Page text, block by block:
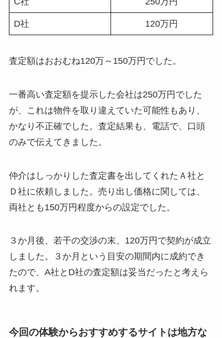
D社 120万円
査定額はおおむね120万～150万円でした。
一番高い査定額を提示した会社は250万円でした
が、これは物件を取り違えていた可能性もあり、
かなり不正確でした。査定結果も、電話で、口頭
のみで伝えてきました。
仲介はしっかりした査定書を出してくれたＡ社と
Ｄ社に依頼しました。売り出し価格に関しては、
両社とも150万円程度からの設定でした。
３か月後、若干の交渉の末、120万円で契約が成立
しました。３か月という目安の期間内に成約でき
たので、A社とD社の査定額は妥当だったと考えら
れます。
今回の体験からおすすめするサイトは地方な